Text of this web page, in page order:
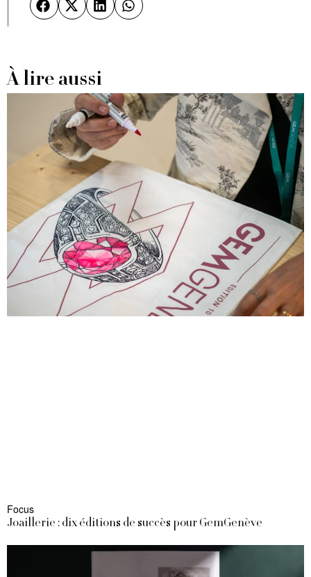
À lire aussi
Focus
Joaillerie : dix éditions de succès pour GemGenève